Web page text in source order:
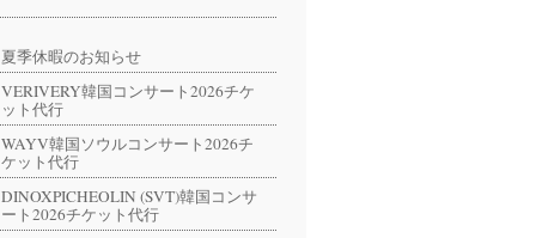
夏季休暇のお知らせ
VERIVERY韓国コンサート2026チケ
ット代行
WAYV韓国ソウルコンサート2026チ
ケット代行
DINOXPICHEOLIN (SVT)韓国コンサ
ート2026チケット代行